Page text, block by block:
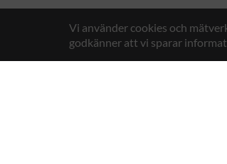
Vi använder cookies och
godkänner att vi sparar